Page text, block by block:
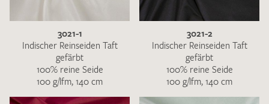
3021-1
Indischer Reinseiden Taft
gefärbt
100% reine Seide
100 g/lfm, 140 cm
3021-2
Indischer Reinseiden Taft
gefärbt
100% reine Seide
100 g/lfm, 140 cm